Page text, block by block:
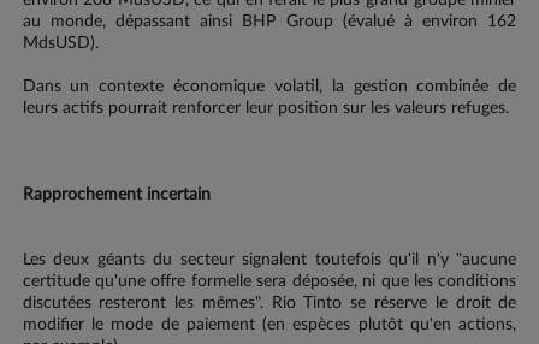
au monde, dépassant ainsi BHP Group (évalué à environ 162
MdsUSD).
Dans un contexte économique volatil, la gestion combinée de
leurs actifs pourrait renforcer leur position sur les valeurs refuges.
Rapprochement incertain
Les deux géants du secteur signalent toutefois qu'il n'y "aucune
certitude qu'une offre formelle sera déposée, ni que les conditions
discutées resteront les mêmes". Rio Tinto se réserve le droit de
modifier le mode de paiement (en espèces plutôt qu'en actions,